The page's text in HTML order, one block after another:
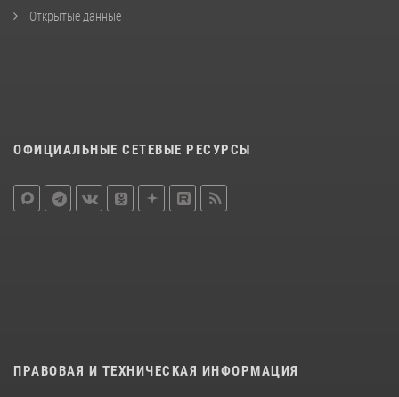
Открытые данные
ОФИЦИАЛЬНЫЕ СЕТЕВЫЕ РЕСУРСЫ
ПРАВОВАЯ И ТЕХНИЧЕСКАЯ ИНФОРМАЦИЯ